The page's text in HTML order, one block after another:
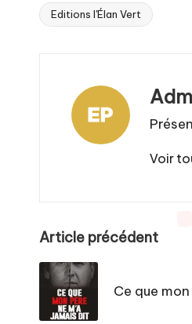
Tags:
Editions l'Élan Vert
Voir
Post
navigation
Article précédent
Ce que